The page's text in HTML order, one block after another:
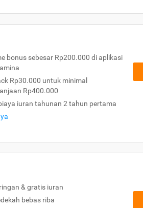
bonus sebesar Rp200.000 di aplikasi
Rp30.000 untuk minimal
Rp400.000
iuran tahunan 2 tahun pertama
& gratis iuran
bebas riba